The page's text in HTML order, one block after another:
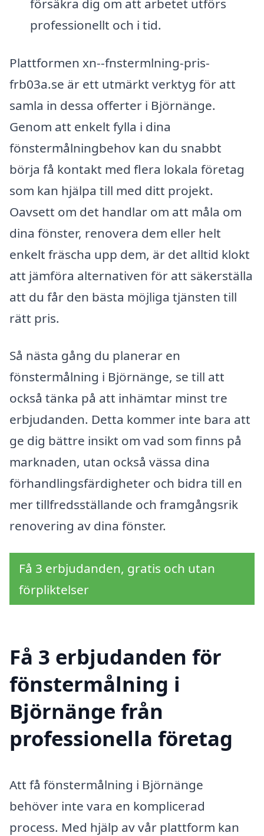
försäkra dig om att arbetet utförs
professionellt och i tid.
Plattformen xn--fnstermlning-pris-
frb03a.se är ett utmärkt verktyg för att
samla in dessa offerter i Björnänge.
Genom att enkelt fylla i dina
fönstermålningbehov kan du snabbt
börja få kontakt med flera lokala företag
som kan hjälpa till med ditt projekt.
Oavsett om det handlar om att måla om
dina fönster, renovera dem eller helt
enkelt fräscha upp dem, är det alltid klokt
att jämföra alternativen för att säkerställa
att du får den bästa möjliga tjänsten till
rätt pris.
Så nästa gång du planerar en
fönstermålning i Björnänge, se till att
också tänka på att inhämtar minst tre
erbjudanden. Detta kommer inte bara att
ge dig bättre insikt om vad som finns på
marknaden, utan också vässa dina
förhandlingsfärdigheter och bidra till en
mer tillfredsställande och framgångsrik
renovering av dina fönster.
Få 3 erbjudanden, gratis och utan
förpliktelser
Få 3 erbjudanden för
fönstermålning i
Björnänge från
professionella företag
Att få fönstermålning i Björnänge
behöver inte vara en komplicerad
process. Med hjälp av vår plattform kan